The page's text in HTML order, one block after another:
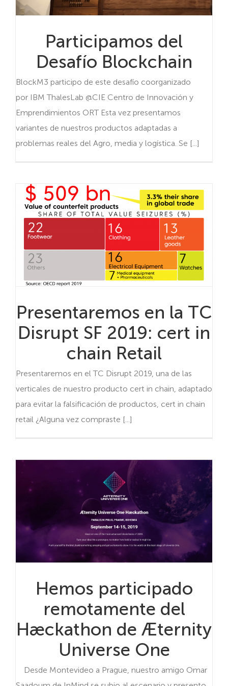
Participamos del
Desafío Blockchain
BlockM3 participo de este desafío coorganizado
por IBM ThalesLab @CIE Centro de Innovación y
Emprendimientos ORT Esta vez presentamos
variantes de nuestros productos adaptadas a
problemas reales del Agro, media y logística. Se [...]
Presentaremos en la TC
Disrupt SF 2019: cert in
chain Retail
Presentaremos en el TC Disrupt 2019, una de las
verticales de nuestro producto cert in chain, adaptado
para evitar la falsificación de productos, cert in chain
retail ¿Alguna vez compraste [...]
Hemos participado
remotamente del
Hæckathon de Æternity
Universe One
Desde Montevideo a Prague, nuestro amigo Omar